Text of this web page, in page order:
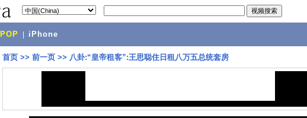
iPhone
首页 >> 前一页 >> 八卦:“皇帝租客”:王思聪住日租八万五总统套房